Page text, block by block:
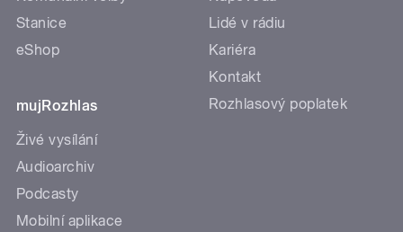
Stanice
eShop
mujRozhlas
Živé vysílání
Audioarchiv
Podcasty
Mobilní aplikace
Lidé v rádiu
Kariéra
Kontakt
Rozhlasový poplatek